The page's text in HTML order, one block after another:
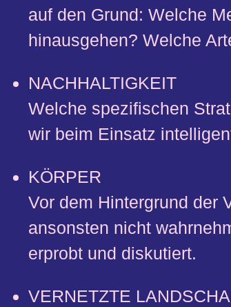
auf den Grund: Welche
hinausgehen? Welche
NACHHALTIGKEIT
Welche spezifischen
wir beim Einsatz
KÖRPER
Vor dem Hintergrund der
ansonsten nicht
erprobt und diskutiert.
VERNETZTE